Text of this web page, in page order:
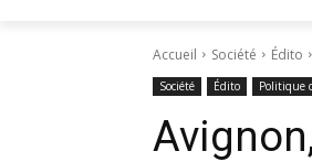
Accueil Société Édito
Société Édito Politique